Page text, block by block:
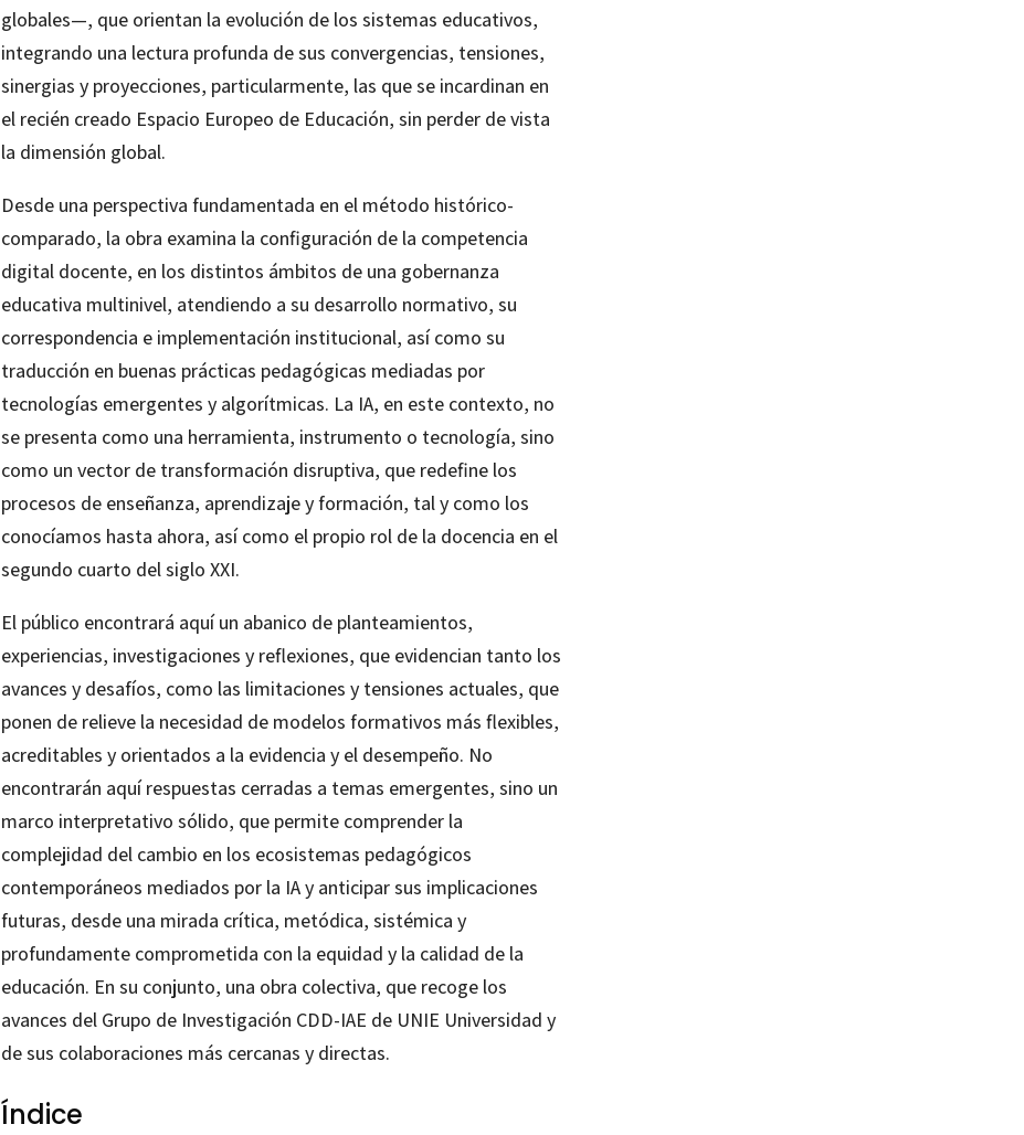
globales—, que orientan la evolución de los sistemas educativos,
integrando una lectura profunda de sus convergencias, tensiones,
sinergias y proyecciones, particularmente, las que se incardinan en
el recién creado Espacio Europeo de Educación, sin perder de vista
la dimensión global.
Desde una perspectiva fundamentada en el método histórico-
comparado, la obra examina la configuración de la competencia
digital docente, en los distintos ámbitos de una gobernanza
educativa multinivel, atendiendo a su desarrollo normativo, su
correspondencia e implementación institucional, así como su
traducción en buenas prácticas pedagógicas mediadas por
tecnologías emergentes y algorítmicas. La IA, en este contexto, no
se presenta como una herramienta, instrumento o tecnología, sino
como un vector de transformación disruptiva, que redefine los
procesos de enseñanza, aprendizaje y formación, tal y como los
conocíamos hasta ahora, así como el propio rol de la docencia en el
segundo cuarto del siglo XXI.
El público encontrará aquí un abanico de planteamientos,
experiencias, investigaciones y reflexiones, que evidencian tanto los
avances y desafíos, como las limitaciones y tensiones actuales, que
ponen de relieve la necesidad de modelos formativos más flexibles,
acreditables y orientados a la evidencia y el desempeño. No
encontrarán aquí respuestas cerradas a temas emergentes, sino un
marco interpretativo sólido, que permite comprender la
complejidad del cambio en los ecosistemas pedagógicos
contemporáneos mediados por la IA y anticipar sus implicaciones
futuras, desde una mirada crítica, metódica, sistémica y
profundamente comprometida con la equidad y la calidad de la
educación. En su conjunto, una obra colectiva, que recoge los
avances del Grupo de Investigación CDD-IAE de UNIE Universidad y
de sus colaboraciones más cercanas y directas.
Índice